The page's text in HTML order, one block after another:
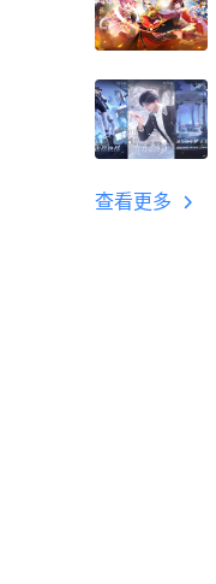
查看更多